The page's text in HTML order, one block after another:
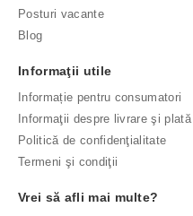
Posturi vacante
Blog
Informaţii utile
Informație pentru consumatori
Informaţii despre livrare şi plată
Politică de confidenţialitate
Termeni şi condiţii
Vrei să afli mai multe?